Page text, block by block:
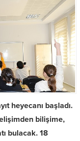
heyecanı başladı.
bilişime,
bulacak. 18